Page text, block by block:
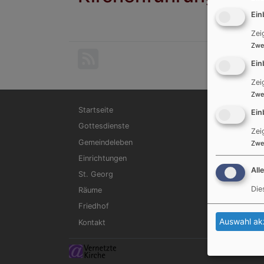
Hauptnavigation
Startseite
Gottesdienste
Gemeindeleben
Einrichtungen
St. Georg
Räume
Friedhof
Kontakt
Auswahl